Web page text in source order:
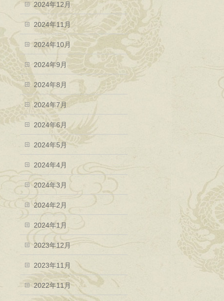
2024年12月
2024年11月
2024年10月
2024年9月
2024年8月
2024年7月
2024年6月
2024年5月
2024年4月
2024年3月
2024年2月
2024年1月
2023年12月
2023年11月
2022年11月